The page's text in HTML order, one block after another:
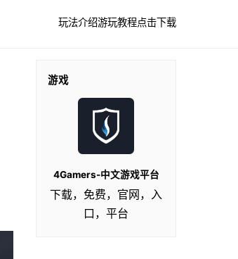
玩法介绍游玩教程点击下载
游戏
4Gamers-中文游戏平台
下载，免费，官网，入
口，平台